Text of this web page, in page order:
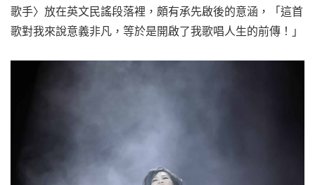
歌手〉放在英文民謠段落裡，頗有承先啟後的意涵，「這首
歌對我來說意義非凡，等於是開啟了我歌唱人生的前傳！」